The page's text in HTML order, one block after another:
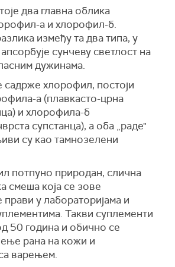
два главна облика
а и хлорофил-б.
између та два типа, у
сунчеву светлост на
дужинама.
садрже хлорофил, постоји
а (плавкасто-црна
и хлорофила-б
супстанца), а оба „раде"
су као тамнозелени
потпуно природан, слична
смеша која се зове
у лабораторијама и
Такви суплементи
50 година и обично се
рана на кожи и
варењем.